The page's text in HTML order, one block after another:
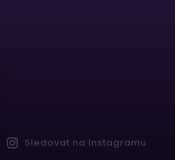
Sledovat na Instagramu